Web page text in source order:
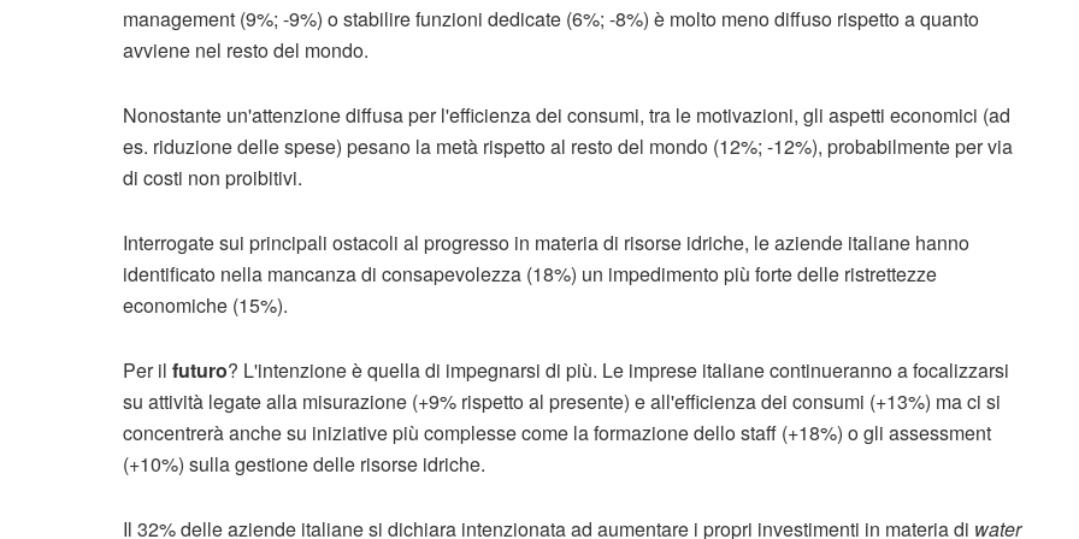
management (9%; -9%) o stabilire funzioni dedicate (6%; -8%) è molto meno diffuso rispetto a quanto
avviene nel resto del mondo.
Nonostante un'attenzione diffusa per l'efficienza dei consumi, tra le motivazioni, gli aspetti economici (ad
es. riduzione delle spese) pesano la metà rispetto al resto del mondo (12%; -12%), probabilmente per via
di costi non proibitivi.
Interrogate sui principali ostacoli al progresso in materia di risorse idriche, le aziende italiane hanno
identificato nella mancanza di consapevolezza (18%) un impedimento più forte delle ristrettezze
economiche (15%).
Per il futuro? L'intenzione è quella di impegnarsi di più. Le imprese italiane continueranno a focalizzarsi
su attività legate alla misurazione (+9% rispetto al presente) e all'efficienza dei consumi (+13%) ma ci si
concentrerà anche su iniziative più complesse come la formazione dello staff (+18%) o gli assessment
(+10%) sulla gestione delle risorse idriche.
Il 32% delle aziende italiane si dichiara intenzionata ad aumentare i propri investimenti in materia di water